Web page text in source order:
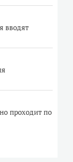
вводят
проходит по